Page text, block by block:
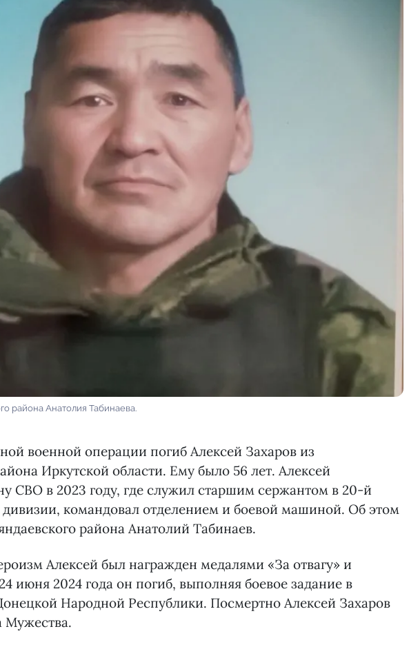
района Анатолия Табинаева.
военной операции погиб Алексей Захаров из
Иркутской области. Ему было 56 лет. Алексей
СВО в 2023 году, где служил старшим сержантом в 20-й
дивизии, командовал отделением и боевой машиной. Об этом
района Анатолий Табинаев.
Алексей был награжден медалями «За отвагу» и
июня 2024 года он погиб, выполняя боевое задание в
Народной Республики. Посмертно Алексей Захаров
Мужества.